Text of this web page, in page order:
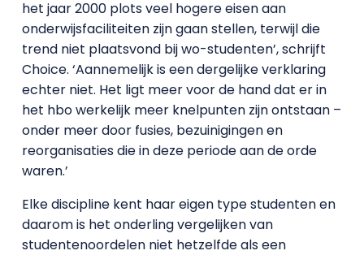
het jaar 2000 plots veel hogere eisen aan
onderwijsfaciliteiten zijn gaan stellen, terwijl die
trend niet plaatsvond bij wo-studenten’, schrijft
Choice. ‘Aannemelijk is een dergelijke verklaring
echter niet. Het ligt meer voor de hand dat er in
het hbo werkelijk meer knelpunten zijn ontstaan –
onder meer door fusies, bezuinigingen en
reorganisaties die in deze periode aan de orde
waren.’
Elke discipline kent haar eigen type studenten en
daarom is het onderling vergelijken van
studentenoordelen niet hetzelfde als een